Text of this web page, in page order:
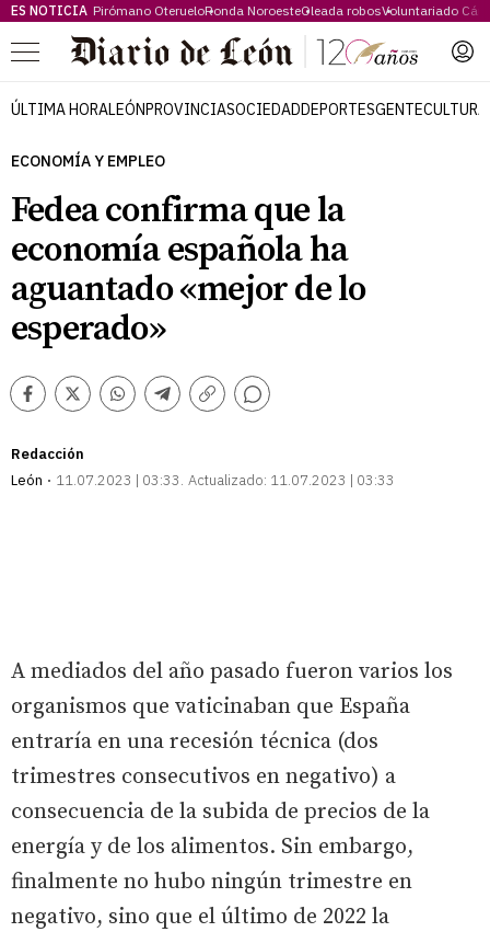
ES NOTICIA Pirómano OterueloRonda NoroesteOleada robosVoluntariado
Menú
ÚLTIMA HORALEÓNPROVINCIASOCIEDADDEPORTESGENTECULTURA
ECONOMÍA Y EMPLEO
Fedea confirma que la
economía española ha
aguantado «mejor de lo
esperado»
Facebook
TwitterWhatsappTelegram
Copiar
Comentarios
Redacción
León
11.07.2023 | 03:33 Actualizado: 11.07.2023 | 03:33
A mediados del año pasado fueron varios los
organismos que vaticinaban que España
entraría en una recesión técnica (dos
trimestres consecutivos en negativo) a
consecuencia de la subida de precios de la
energía y de los alimentos. Sin embargo,
finalmente no hubo ningún trimestre en
negativo, sino que el último de 2022 la